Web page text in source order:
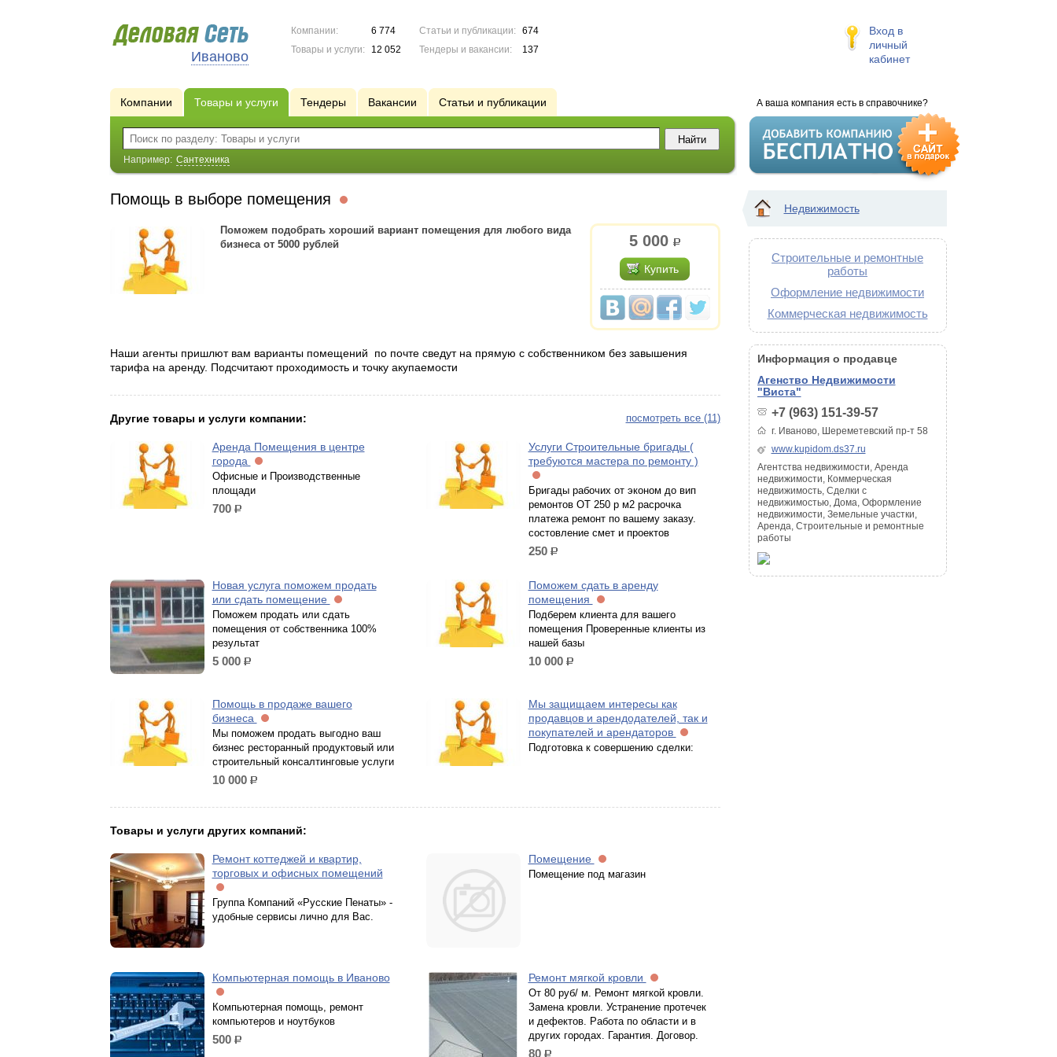
Иваново
Компании:
6 774
Товары и услуги:
12 052
Статьи и публикации:
674
Тендеры и вакансии:
137
Вход в
личный
кабинет
А ваша компания есть в справочнике?
Компании Товары и услуги Тендеры Вакансии Статьи и публикации
Например: Сантехника
Помощь в выборе помещения
5 000 р.
Купить
Поможем подобрать хороший вариант помещения для любого вида
бизнеса от 5000 рублей
Наши агенты пришлют вам варианты помещений по почте сведут на прямую с собственником без завышения
тарифа на аренду. Подсчитают проходимость и точку акупаемости
посмотреть все (11)
Другие товары и услуги компании:
Аренда Помещения в центре
города
Офисные и Производственные
площади
700 р.
Услуги Строительные бригады (
требуются мастера по ремонту )
Бригады рабочих от эконом до вип
ремонтов ОТ 250 р м2 расрочка
платежа ремонт по вашему заказу.
состовление смет и проектов
250 р.
Новая услуга поможем продать
или сдать помещение
Поможем продать или сдать
помещения от собственника 100%
результат
5 000 р.
Поможем сдать в аренду
помещения
Подберем клиента для вашего
помещения Проверенные клиенты из
нашей базы
10 000 р.
Помощь в продаже вашего
бизнеса
Мы поможем продать выгодно ваш
бизнес ресторанный продуктовый или
строительный консалтинговые услуги
10 000 р.
Мы защищаем интересы как
продавцов и арендодателей, так и
покупателей и арендаторов
Подготовка к совершению сделки:
Товары и услуги других компаний:
Ремонт коттеджей и квартир,
торговых и офисных помещений
Группа Компаний «Русские Пенаты» -
удобные сервисы лично для Вас.
Помещение
Помещение под магазин
Компьютерная помощь в Иваново
Компьютерная помощь, ремонт
компьютеров и ноутбуков
500 р.
Ремонт мягкой кровли
От 80 руб/ м. Ремонт мягкой кровли.
Замена кровли. Устранение протечек
и дефектов. Работа по области и в
других городах. Гарантия. Договор.
80
Недвижимость
Строительные и ремонтные
работы
Оформление недвижимости
Коммерческая недвижимость
Информация о продавце
Агенство Недвижимости
"Виста"
+7 (963) 151-39-57
г. Иваново, Шереметевский пр-т 58
www.kupidom.ds37.ru
Агентства недвижимости, Аренда
недвижимости, Коммерческая
недвижимость, Сделки с
недвижимостью, Дома, Оформление
недвижимости, Земельные участки,
Аренда, Строительные и ремонтные
работы